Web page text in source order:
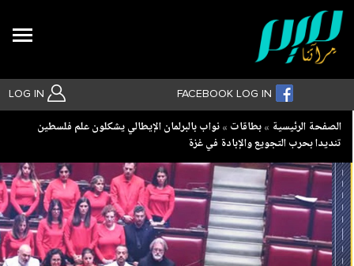
LOG IN FACEBOOK LOG IN
بحث متقدم
Breadcrumb
الصفحة الرئيسية بطاقات
نواب بالبرلمان الإيطالي يشكلون علم فلسطين
تنديدا بحرب التجويع والإبادة في غزة